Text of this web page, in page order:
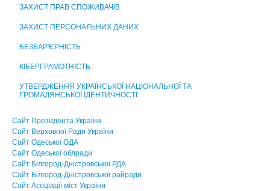
ЗАХИСТ ПРАВ СПОЖИВАЧІВ
ЗАХИСТ ПЕРСОНАЛЬНИХ ДАНИХ
БЕЗБАР'ЄРНІСТЬ
КІБЕРГРАМОТНІСТЬ
УТВЕРДЖЕННЯ УКРАЇНСЬКОЇ НАЦІОНАЛЬНОЇ ТА
ГРОМАДЯНСЬКОЇ ІДЕНТИЧНОСТІ
Сайт Президента України
Сайт Верховної Ради України
Сайт Одеської ОДА
Сайт Одеської облради
Сайт Білгород-Дністровської РДА
Сайт Білгород-Дністровської райради
Сайт Асоцiацiї мiст України